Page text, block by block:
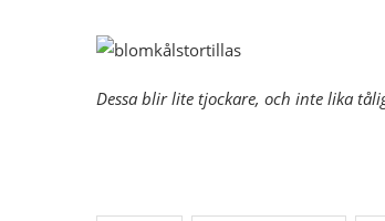
Dessa blir lite tjockare, och inte lika